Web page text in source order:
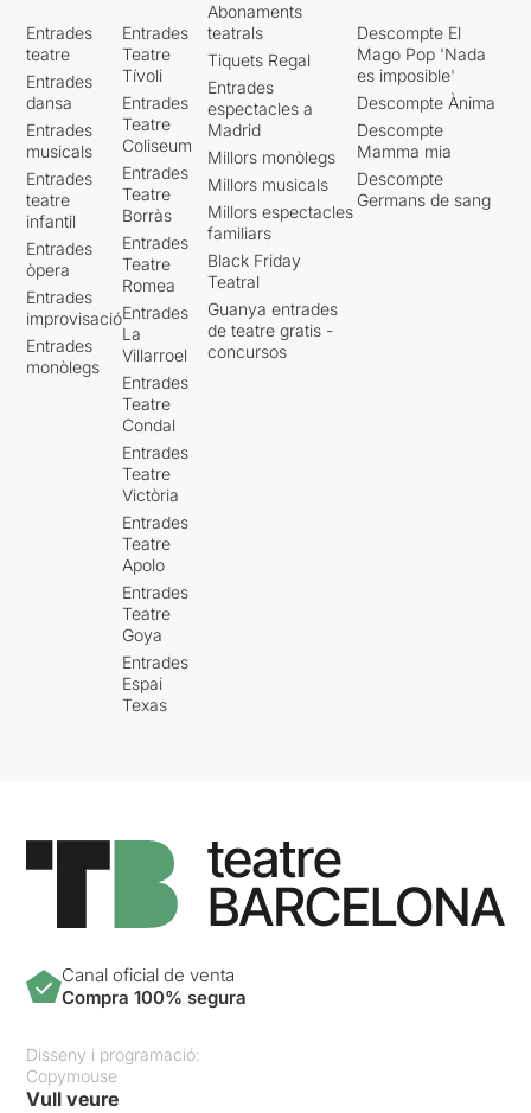
Entrades
teatre
Entrades
dansa
Entrades
musicals
Entrades
teatre
infantil
Entrades
òpera
Entrades
improvisació
Entrades
monòlegs
Entrades
Teatre
Tívoli
Entrades
Teatre
Coliseum
Entrades
Teatre
Borràs
Entrades
Teatre
Romea
Entrades
La
Villarroel
Entrades
Teatre
Condal
Entrades
Teatre
Victòria
Entrades
Teatre
Apolo
Entrades
Teatre
Goya
Entrades
Espai
Texas
Abonaments
teatrals
Tiquets Regal
Entrades
espectacles a
Madrid
Millors monòlegs
Millors musicals
Millors espectacles
familiars
Black Friday
Teatral
Guanya entrades
de teatre gratis -
concursos
Descompte El
Mago Pop 'Nada
es imposible'
Descompte Ànima
Descompte
Mamma mia
Descompte
Germans de sang
Canal oficial de venta
Compra 100% segura
Disseny i programació:
Copymouse
Vull veure